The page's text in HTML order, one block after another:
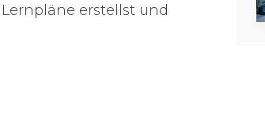
erstellst und